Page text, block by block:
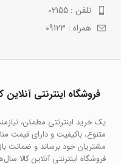
تلفن : 02155
همراه : 09123
فروشگاه اینترنتی
یک خرید اینترنتی مطمئن،
متنوع، باکیفیت و دارای قیمت
مشتریان خود برساند و ضمانت
فروشگاه اینترنتی آنلاین کالا